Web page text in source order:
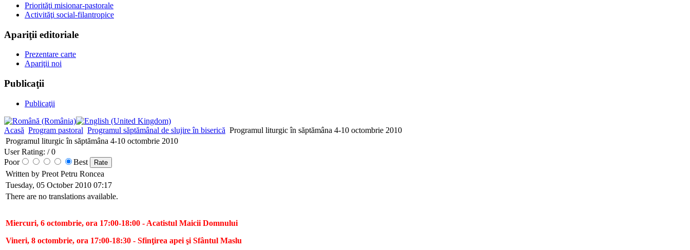
Priorităţi misionar-pastorale
Activităţi social-filantropice
Apariţii editoriale
Prezentare carte
Apariţii noi
Publicaţii
Publicaţii
Acasă Program pastoral Programul săptămânal de slujire în biserică Programul liturgic în săptămâna 4-10 octombrie 2010
Programul liturgic în săptămâna 4-10 octombrie 2010
User Rating: / 0
Poor
Best
Written by Preot Petru Roncea
Tuesday, 05 October 2010 07:17
There are no translations available.
Miercuri, 6 octombrie, ora 17:00-18:00 - Acatistul Maicii Domnului
Vineri, 8 octombrie, ora 17:00-18:30 - Sfinţirea apei şi Sfântul Maslu